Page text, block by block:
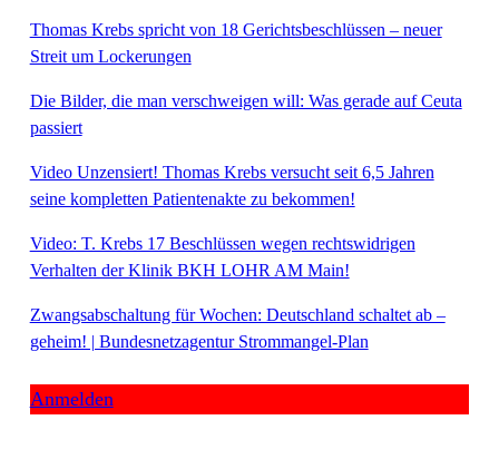
Thomas Krebs spricht von 18 Gerichtsbeschlüssen – neuer
Streit um Lockerungen
Die Bilder, die man verschweigen will: Was gerade auf Ceuta
passiert
Video Unzensiert! Thomas Krebs versucht seit 6,5 Jahren
seine kompletten Patientenakte zu bekommen!
Video: T. Krebs 17 Beschlüssen wegen rechtswidrigen
Verhalten der Klinik BKH LOHR AM Main!
Zwangsabschaltung für Wochen: Deutschland schaltet ab –
geheim! | Bundesnetzagentur Strommangel-Plan
Anmelden